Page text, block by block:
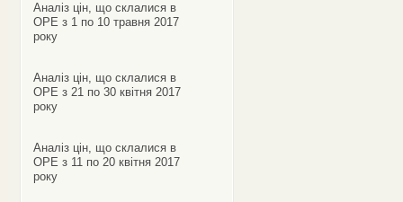
Аналіз цін, що склалися в
ОРЕ з 1 по 10 травня 2017
року
Аналіз цін, що склалися в
ОРЕ з 21 по 30 квітня 2017
року
Аналіз цін, що склалися в
ОРЕ з 11 по 20 квітня 2017
року